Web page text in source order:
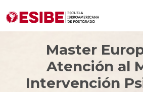
Master
Atención al
Intervención